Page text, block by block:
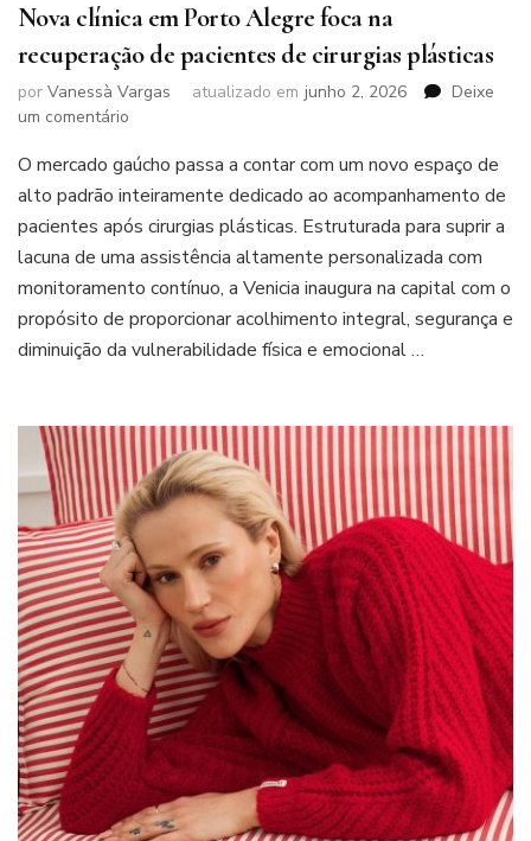
Nova clínica em Porto Alegre foca na
recuperação de pacientes de cirurgias plásticas
por Vanessà Vargas atualizado em junho 2, 2026
Deixe
um comentário
clínica
em
Porto
Alegre
foca
na
recuperação
plásticas
O mercado gaúcho passa a contar com um novo espaço de
alto padrão inteiramente dedicado ao acompanhamento de
pacientes após cirurgias plásticas. Estruturada para suprir a
lacuna de uma assistência altamente personalizada com
monitoramento contínuo, a Venicia inaugura na capital com o
propósito de proporcionar acolhimento integral, segurança e
diminuição da vulnerabilidade física e emocional …